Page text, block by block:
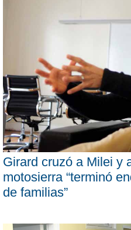
Girard cruzó a Milei y
motosierra “terminó
de familias”